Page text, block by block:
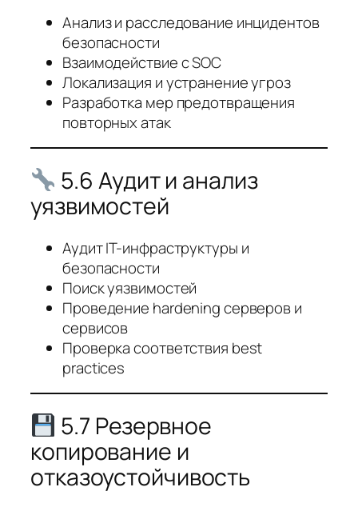
Анализ и расследование инцидентов
безопасности
Взаимодействие с SOC
Локализация и устранение угроз
Разработка мер предотвращения
повторных атак
5.6 Аудит и анализ
уязвимостей
Аудит IT-инфраструктуры и
безопасности
Поиск уязвимостей
Проведение hardening серверов и
сервисов
Проверка соответствия best
practices
5.7 Резервное
копирование и
отказоустойчивость